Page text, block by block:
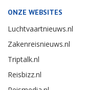
ONZE WEBSITES
Luchtvaartnieuws.nl
Zakenreisnieuws.nl
Triptalk.nl
Reisbizz.nl